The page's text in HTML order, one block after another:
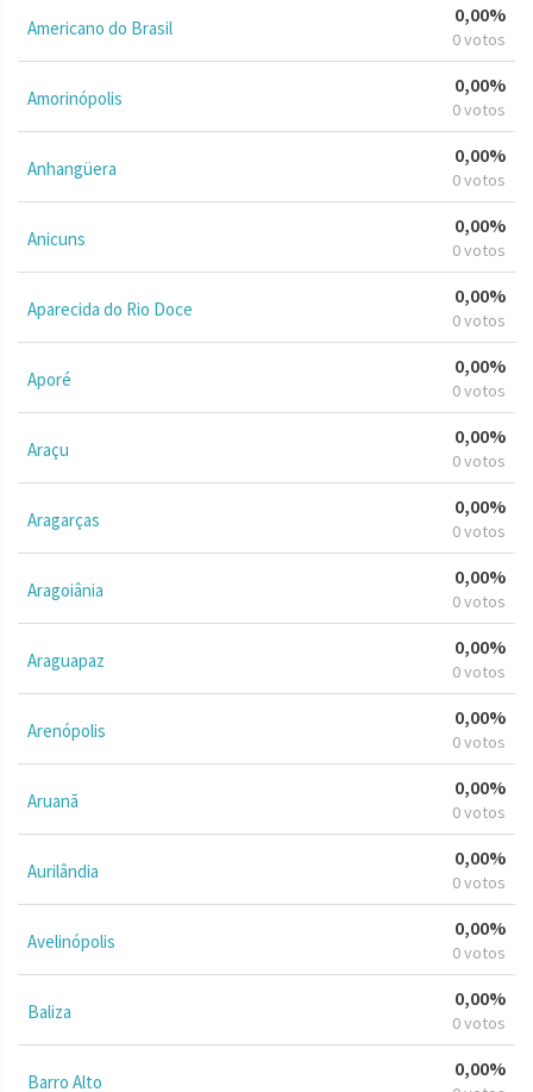
Americano do Brasil
0,00%
0 votos
Amorinópolis
0,00%
0 votos
Anhangüera
0,00%
0 votos
Anicuns
0,00%
0 votos
Aparecida do Rio Doce
0,00%
0 votos
Aporé
0,00%
0 votos
Araçu
0,00%
0 votos
Aragarças
0,00%
0 votos
Aragoiânia
0,00%
0 votos
Araguapaz
0,00%
0 votos
Arenópolis
0,00%
0 votos
Aruanã
0,00%
0 votos
Aurilândia
0,00%
0 votos
Avelinópolis
0,00%
0 votos
Baliza
0,00%
0 votos
Barro Alto
0,00%